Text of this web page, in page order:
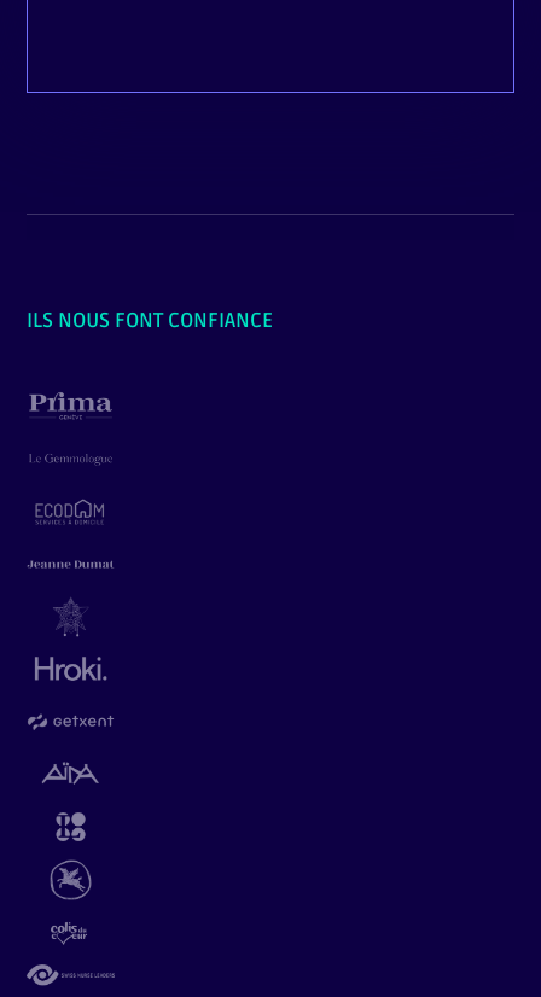
ILS NOUS FONT CONFIANCE